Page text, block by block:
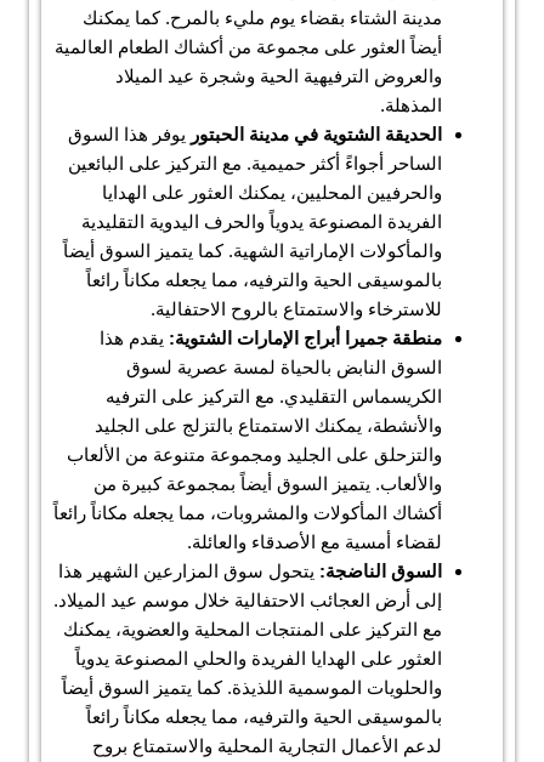
مدينة الشتاء بقضاء يوم مليء بالمرح. كما يمكنك
أيضاً العثور على مجموعة من أكشاك الطعام العالمية
والعروض الترفيهية الحية وشجرة عيد الميلاد
المذهلة.
الحديقة الشتوية في مدينة الحبتور يوفر هذا السوق
الساحر أجواءً أكثر حميمية. مع التركيز على البائعين
والحرفيين المحليين، يمكنك العثور على الهدايا
الفريدة المصنوعة يدوياً والحرف اليدوية التقليدية
والمأكولات الإماراتية الشهية. كما يتميز السوق أيضاً
بالموسيقى الحية والترفيه، مما يجعله مكاناً رائعاً
للاسترخاء والاستمتاع بالروح الاحتفالية.
منطقة جميرا أبراج الإمارات الشتوية: يقدم هذا
السوق النابض بالحياة لمسة عصرية لسوق
الكريسماس التقليدي. مع التركيز على الترفيه
والأنشطة، يمكنك الاستمتاع بالتزلج على الجليد
والتزحلق على الجليد ومجموعة متنوعة من الألعاب
والألعاب. يتميز السوق أيضاً بمجموعة كبيرة من
أكشاك المأكولات والمشروبات، مما يجعله مكاناً رائعاً
لقضاء أمسية مع الأصدقاء والعائلة.
السوق الناضجة: يتحول سوق المزارعين الشهير هذا
إلى أرض العجائب الاحتفالية خلال موسم عيد الميلاد.
مع التركيز على المنتجات المحلية والعضوية، يمكنك
العثور على الهدايا الفريدة والحلي المصنوعة يدوياً
والحلويات الموسمية اللذيذة. كما يتميز السوق أيضاً
بالموسيقى الحية والترفيه، مما يجعله مكاناً رائعاً
لدعم الأعمال التجارية المحلية والاستمتاع بروح